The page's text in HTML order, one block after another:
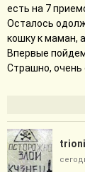
есть на 7
Осталось
кошку к маман,
Впервые
Страшно, очень